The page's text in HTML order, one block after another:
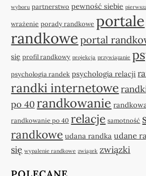
wyboru partnerstwo pewność siebie
wrażenie porady randkowe portale
randkowe portal
się profil randkowy projekcja przywiązanie
psychologia randek psychologia relacji
randki internetowe
po 40 randkowanie
randkowanie po 40 relacje samotność
randkowe udana randka udane
się wypalenie randkowe związek związki